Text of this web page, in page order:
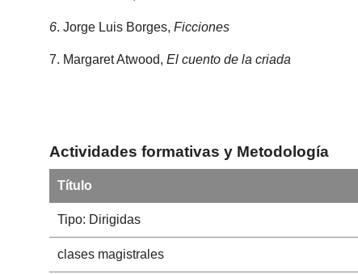
6. Jorge Luis Borges,Ficciones
7. Margaret Atwood,El cuento de la criada
Actividades formativas y Metodología
Título
Tipo: Dirigidas
clases magistrales